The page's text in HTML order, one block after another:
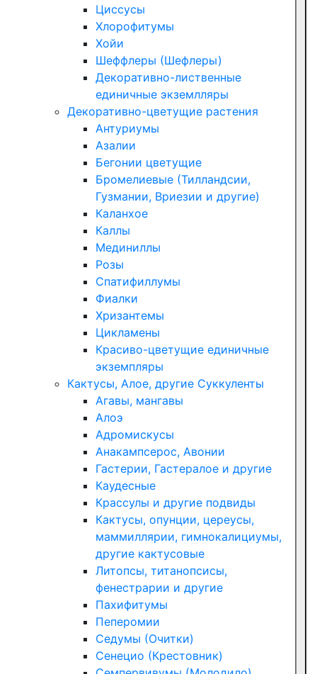
Циссусы
Хлорофитумы
Хойи
Шеффлеры (Шефлеры)
Декоративно-лиственные
единичные экземлляры
Декоративно-цветущие растения
Антуриумы
Азалии
Бегонии цветущие
Бромелиевые (Тилландсии,
Гузмании, Вриезии и другие)
Каланхое
Каллы
Мединиллы
Розы
Спатифиллумы
Фиалки
Хризантемы
Цикламены
Красиво-цветущие единичные
экземпляры
Кактусы, Алое, другие Суккуленты
Агавы, мангавы
Алоэ
Адромискусы
Анакампсерос, Авонии
Гастерии, Гастералое и другие
Каудесные
Крассулы и другие подвиды
Кактусы, опунции, цереусы,
маммиллярии, гимнокалициумы,
другие кактусовые
Литопсы, титанопсисы,
фенестрарии и другие
Пахифитумы
Пеперомии
Седумы (Очитки)
Сенецио (Крестовник)